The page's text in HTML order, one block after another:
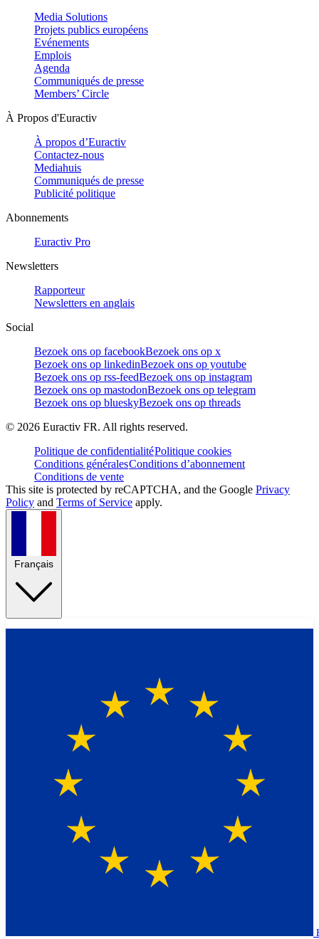
Media Solutions
Projets publics européens
Evénements
Emplois
Agenda
Communiqués de presse
Members’ Circle
À Propos d'Euractiv
À propos d’Euractiv
Contactez-nous
Mediahuis
Communiqués de presse
Publicité politique
Abonnements
Euractiv Pro
Newsletters
Rapporteur
Newsletters en anglais
Social
Bezoek ons op facebookBezoek ons op x
Bezoek ons op linkedinBezoek ons op youtube
Bezoek ons op rss-feedBezoek ons op instagram
Bezoek ons op mastodonBezoek ons op telegram
Bezoek ons op blueskyBezoek ons op threads
© 2026 Euractiv FR. All rights reserved.
Politique de confidentialitéPolitique cookies
Conditions généralesConditions d’abonnement
Conditions de vente
This site is protected by reCAPTCHA, and the Google Privacy
Policy and Terms of Service apply.
Français